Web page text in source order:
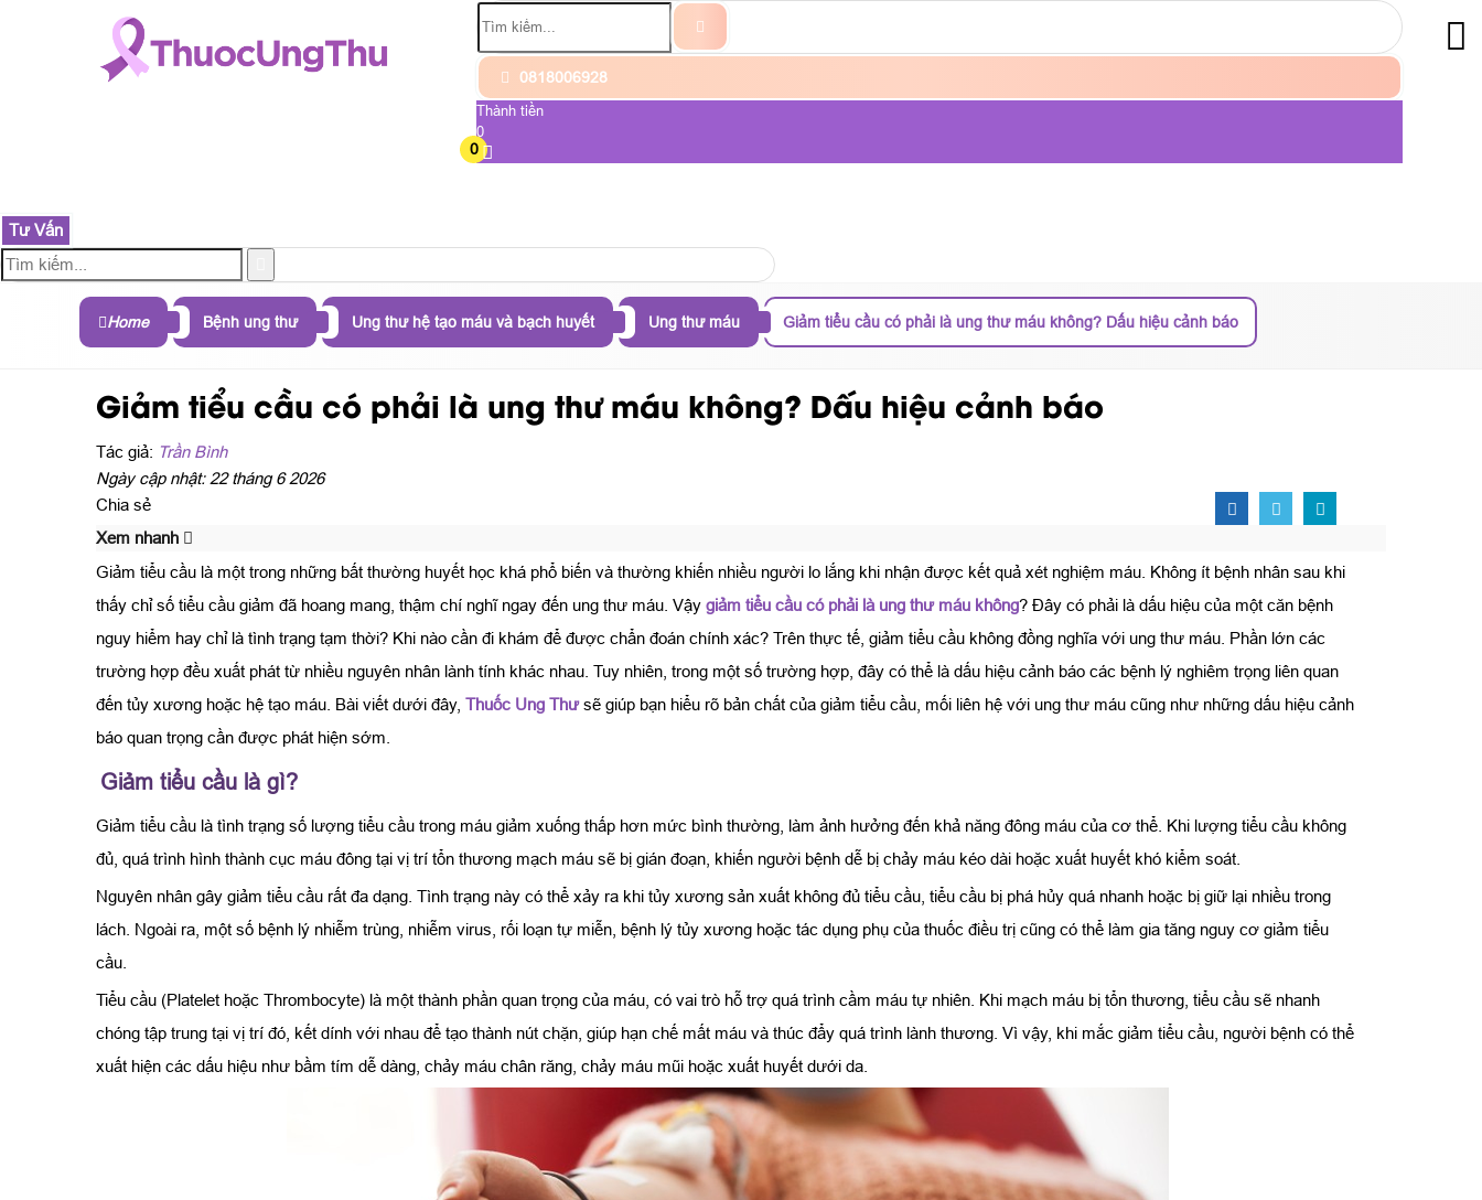
0818006928
Thành tiền
0
0
Tư Vấn
Home Bệnh ung thư Ung thư hệ tạo máu và bạch huyết Ung thư máu Giảm tiểu cầu có phải là ung thư máu không? Dấu hiệu cảnh báo
Giảm tiểu cầu có phải là ung thư máu không? Dấu hiệu cảnh báo
Tác giả: Trần Bình
Ngày cập nhật: 22 tháng 6 2026
Chia sẻ
Xem nhanh
Giảm tiểu cầu là một trong những bất thường huyết học khá phổ biến và thường khiến nhiều người lo lắng khi nhận được kết quả xét nghiệm máu. Không ít bệnh nhân sau khi
thấy chỉ số tiểu cầu giảm đã hoang mang, thậm chí nghĩ ngay đến ung thư máu. Vậy giảm tiểu cầu có phải là ung thư máu không? Đây có phải là dấu hiệu của một căn bệnh
nguy hiểm hay chỉ là tình trạng tạm thời? Khi nào cần đi khám để được chẩn đoán chính xác? Trên thực tế, giảm tiểu cầu không đồng nghĩa với ung thư máu. Phần lớn các
trường hợp đều xuất phát từ nhiều nguyên nhân lành tính khác nhau. Tuy nhiên, trong một số trường hợp, đây có thể là dấu hiệu cảnh báo các bệnh lý nghiêm trọng liên quan
đến tủy xương hoặc hệ tạo máu. Bài viết dưới đây, Thuốc Ung Thư sẽ giúp bạn hiểu rõ bản chất của giảm tiểu cầu, mối liên hệ với ung thư máu cũng như những dấu hiệu cảnh
báo quan trọng cần được phát hiện sớm.
Giảm tiểu cầu là gì?
Giảm tiểu cầu là tình trạng số lượng tiểu cầu trong máu giảm xuống thấp hơn mức bình thường, làm ảnh hưởng đến khả năng đông máu của cơ thể. Khi lượng tiểu cầu không
đủ, quá trình hình thành cục máu đông tại vị trí tổn thương mạch máu sẽ bị gián đoạn, khiến người bệnh dễ bị chảy máu kéo dài hoặc xuất huyết khó kiểm soát.
Nguyên nhân gây giảm tiểu cầu rất đa dạng. Tình trạng này có thể xảy ra khi tủy xương sản xuất không đủ tiểu cầu, tiểu cầu bị phá hủy quá nhanh hoặc bị giữ lại nhiều trong
lách. Ngoài ra, một số bệnh lý nhiễm trùng, nhiễm virus, rối loạn tự miễn, bệnh lý tủy xương hoặc tác dụng phụ của thuốc điều trị cũng có thể làm gia tăng nguy cơ giảm tiểu
cầu.
Tiểu cầu (Platelet hoặc Thrombocyte) là một thành phần quan trọng của máu, có vai trò hỗ trợ quá trình cầm máu tự nhiên. Khi mạch máu bị tổn thương, tiểu cầu sẽ nhanh
chóng tập trung tại vị trí đó, kết dính với nhau để tạo thành nút chặn, giúp hạn chế mất máu và thúc đẩy quá trình lành thương. Vì vậy, khi mắc giảm tiểu cầu, người bệnh có thể
xuất hiện các dấu hiệu như bầm tím dễ dàng, chảy máu chân răng, chảy máu mũi hoặc xuất huyết dưới da.